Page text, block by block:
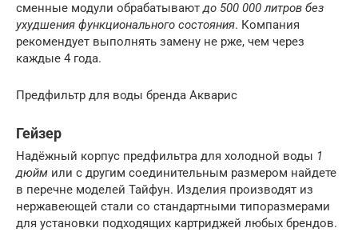
сменные модули обрабатываютдо 500 000 литров без
ухудшения функционального состояния. Компания
рекомендует выполнять замену не рже, чем через
каждые 4 года.
Предфильтр для воды бренда Акварис
Гейзер
Надёжный корпус предфильтра для холодной воды 1
дюйм или с другим соединительным размером найдете
в перечне моделей Тайфун. Изделия производят из
нержавеющей стали со стандартными типоразмерами
для установки подходящих картриджей любых брендов.